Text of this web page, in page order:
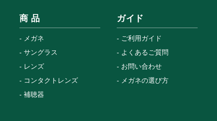
商 品
メガネ
サングラス
レンズ
コンタクトレンズ
補聴器
ガイド
ご利用ガイド
よくあるご質問
お問い合わせ
メガネの選び方